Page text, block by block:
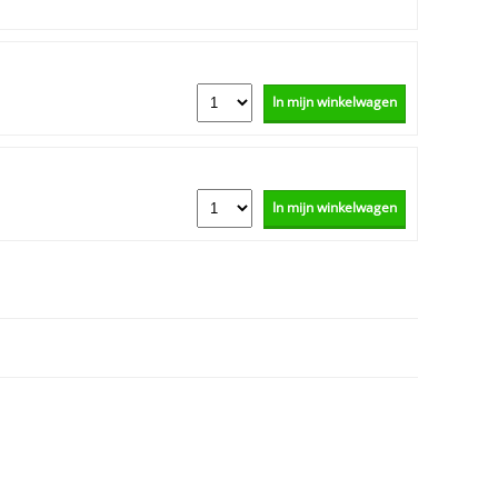
In mijn winkelwagen
In mijn winkelwagen